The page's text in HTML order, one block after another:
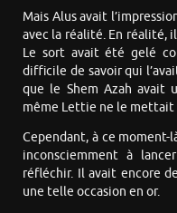
Mais Alus avait
avec la réalité. En réalité,
Le sort avait été gelé
difficile de savoir qui
que le Shem Azah avait
même Lettie ne le mettait
Cependant, à ce moment-
inconsciemment à
réfléchir. Il avait encore
une telle occasion en or.